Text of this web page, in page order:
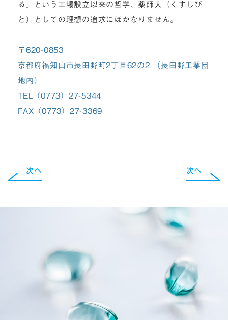
る」という工場設立以来の哲学、薬師人（くすしび
と）としての理想の追求にほかなりません。
〒620-0853
京都府福知山市長田野町2丁目62の2 （長田野工業団
地内）
TEL（0773）27-5344
FAX（0773）27-3369
次へ 次へ